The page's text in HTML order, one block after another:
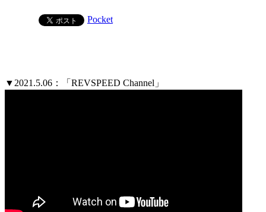
Pocket
▼2021.5.06：「REVSPEED Channel」